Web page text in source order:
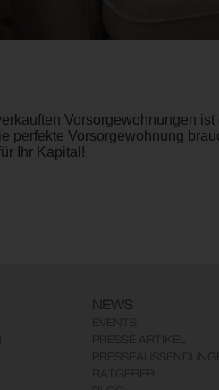
Vorsorgewohnungen
perfekte Vorsorgewohnung
Ihr Kapital!
NEWS
EVENTS
PRESSE ARTIKEL
RATGEBER